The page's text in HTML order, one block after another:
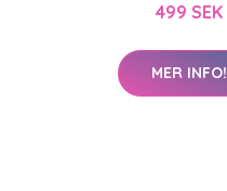
499 SEK
MER INFO!